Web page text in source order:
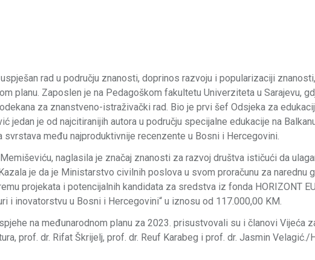
rad u području znanosti, doprinos razvoju i popularizaciji
planu. Zaposlen je na Pedagoškom fakultetu Univerziteta u Sarajevu,
za znanstveno-istraživački rad. Bio je prvi šef Odsjeka za
je od najcitiranijih autora u području specijalne edukacije na
među najproduktivnije recenzente u Bosni i Hercegovini.
naglasila je značaj znanosti za razvoj društva ističući da
je da je Ministarstvo civilnih poslova u svom proračunu za narednu
projekata i potencijalnih kandidata za sredstva iz fonda HORIZONT
i inovatorstvu u Bosni i Hercegovini“ u iznosu od 117.000,00 KM.
na međunarodnom planu za 2023. prisustvovali su i članovi Vijeća
prof. dr. Rifat Škrijelj, prof. dr. Reuf Karabeg i prof. dr. Jasmin Velagić./